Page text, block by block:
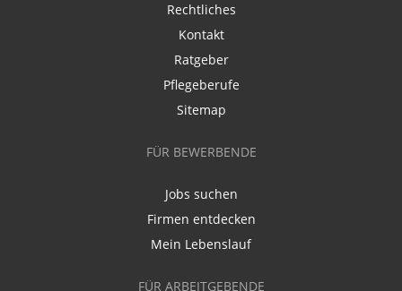
Rechtliches
Kontakt
Ratgeber
Pflegeberufe
Sitemap
FÜR BEWERBENDE
Jobs suchen
Firmen entdecken
Mein Lebenslauf
FÜR ARBEITGEBENDE